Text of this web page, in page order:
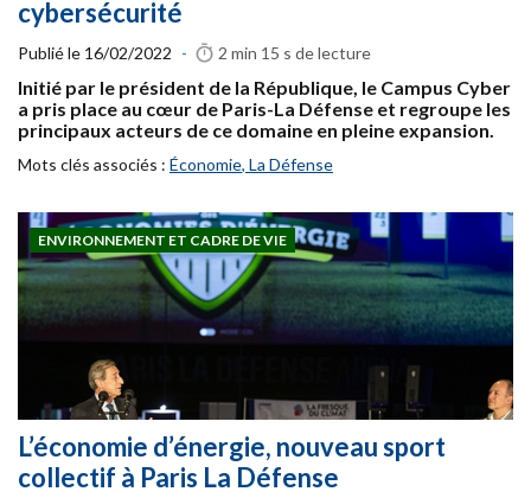
cybersécurité
Publié le 16/02/2022 - 2 min 15 s de lecture
Initié par le président de la République, le Campus Cyber
a pris place au cœur de Paris-La Défense et regroupe les
principaux acteurs de ce domaine en pleine expansion.
Mots clés associés : Économie, La Défense
ENVIRONNEMENT ET CADRE DE VIE
L’économie d’énergie, nouveau sport
collectif à Paris La Défense